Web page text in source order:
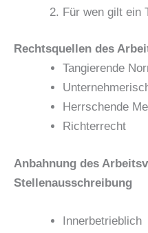
Für wen gilt ein
Rechtsquellen des
Tangierende
Herrschende
Richterrecht
Anbahnung des
Stellenausschreibung
Innerbetrieblich